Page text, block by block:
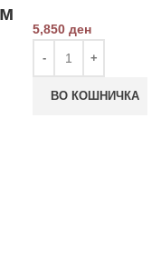
5,850 ден
ВО КОШНИЧКА